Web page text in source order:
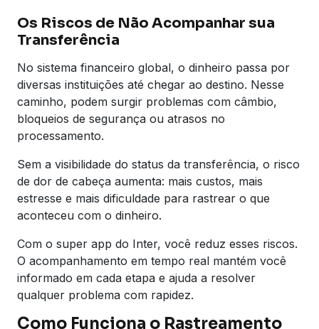
Os Riscos de Não Acompanhar sua
Transferência
No sistema financeiro global, o dinheiro passa por
diversas instituições até chegar ao destino. Nesse
caminho, podem surgir problemas com câmbio,
bloqueios de segurança ou atrasos no
processamento.
Sem a visibilidade do status da transferência, o risco
de dor de cabeça aumenta: mais custos, mais
estresse e mais dificuldade para rastrear o que
aconteceu com o dinheiro.
Com o super app do Inter, você reduz esses riscos.
O acompanhamento em tempo real mantém você
informado em cada etapa e ajuda a resolver
qualquer problema com rapidez.
Como Funciona o Rastreamento